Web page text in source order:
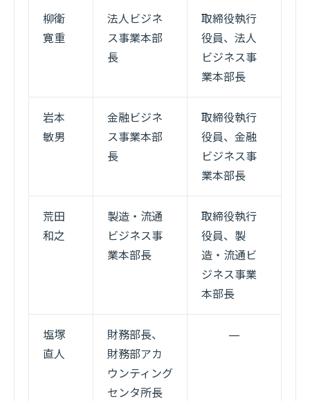
柳衛
寛重
法人ビジネ
ス事業本部
長
取締役執行
役員、法人
ビジネス事
業本部長
岩本
敏男
金融ビジネ
ス事業本部
長
取締役執行
役員、金融
ビジネス事
業本部長
荒田
和之
製造・流通
ビジネス事
業本部長
取締役執行
役員、製
造・流通ビ
ジネス事業
本部長
塩塚
直人
財務部長、
財務部アカ
ウンティング
センタ所長
—